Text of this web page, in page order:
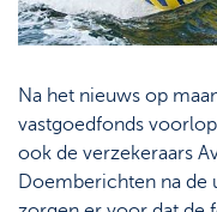
Na het nieuws op
vastgoedfonds
ook de verzekeraars
Doemberichten na de